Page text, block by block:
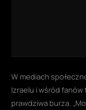
W mediach
Izraelu i wśród
prawdziwa burza.